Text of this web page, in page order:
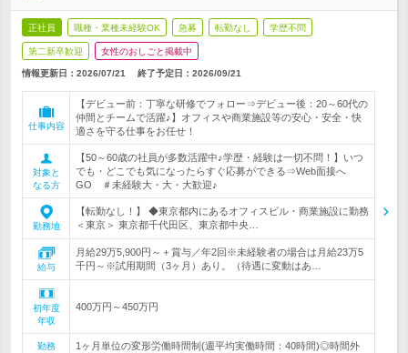
正社員 職種・業種未経験OK 急募 転勤なし 学歴不問
第二新卒歓迎 女性のおしごと掲載中
情報更新日：2026/07/21 終了予定日： 2026/09/21
仕事内容
【デビュー前：丁寧な研修でフォロー⇒デビュー後：20～60代の
仲間とチームで活躍♪】オフィスや商業施設等の安心・安全・快
適さを守る仕事をお任せ！
対象と
なる方
【50～60歳の社員が多数活躍中♪学歴・経験は一切不問！】いつ
でも・どこでも気になったらすぐ応募ができる⇒Web面接へ
GO ＃未経験大・大・大歓迎♪
勤務地
【転勤なし！】 ◆東京都内にあるオフィスビル・商業施設に勤務
＜東京＞ 東京都千代田区、東京都中央…
給与
月給29万5,900円～＋賞与／年2回※未経験者の場合は月給23万5
千円～※試用期間（3ヶ月）あり。（待遇に変動はあ…
初年度
年収
400万円～450万円
勤務
1ヶ月単位の変形労働時間制(週平均実働時間：40時間)◎時間外